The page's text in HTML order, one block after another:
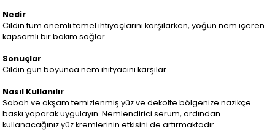
Nedir
Cildin tüm önemli temel ihtiyaçlarını karşılarken, yoğun nem içeren
kapsamlı bir bakım sağlar.
Sonuçlar
Cildin gün boyunca nem ihityacını karşılar.
Nasıl Kullanılır
Sabah ve akşam temizlenmiş yüz ve dekolte bölgenize nazikçe
baskı yaparak uygulayın. Nemlendirici serum, ardından
kullanacağınız yüz kremlerinin etkisini de artırmaktadır.